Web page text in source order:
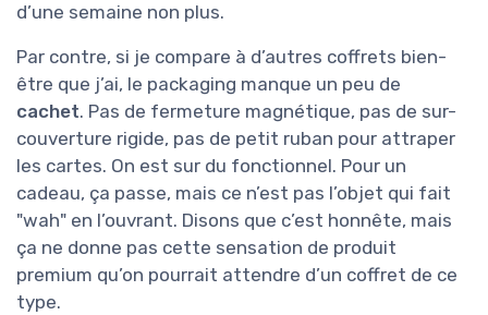
d’une semaine non plus.
Par contre, si je compare à d’autres coffrets bien-
être que j’ai, le packaging manque un peu de
cachet. Pas de fermeture magnétique, pas de sur-
couverture rigide, pas de petit ruban pour attraper
les cartes. On est sur du fonctionnel. Pour un
cadeau, ça passe, mais ce n’est pas l’objet qui fait
"wah" en l’ouvrant. Disons que c’est honnête, mais
ça ne donne pas cette sensation de produit
premium qu’on pourrait attendre d’un coffret de ce
type.